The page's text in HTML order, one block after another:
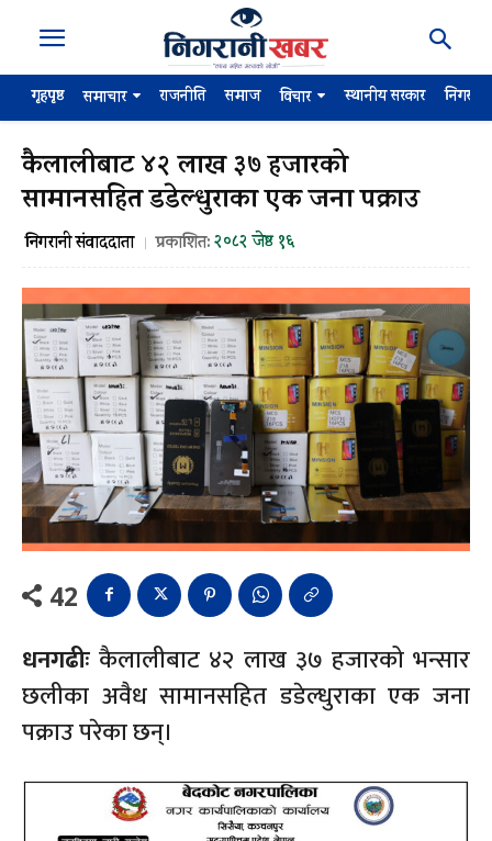
गृहपृष्ठ समाचार राजनीति समाज विचार स्थानीय सरकार
कैलालीबाट ४२ लाख ३७ हजारको
सामानसहित डडेल्धुराका एक जना पक्राउ
निगरानी संवाददाता प्रकाशित:२०८२ जेष्ठ १६
42
धनगढीः कैलालीबाट ४२ लाख ३७ हजारको भन्सार
छलीका अवैध सामानसहित डडेल्धुराका एक जना
पक्राउ परेका छन्।